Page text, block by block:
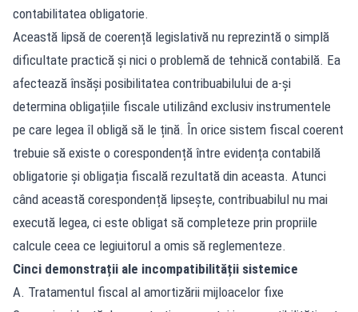
contabilitatea obligatorie.
Această lipsă de coerență legislativă nu reprezintă o simplă
dificultate practică și nici o problemă de tehnică contabilă. Ea
afectează însăși posibilitatea contribuabilului de a-și
determina obligațiile fiscale utilizând exclusiv instrumentele
pe care legea îl obligă să le țină. În orice sistem fiscal coerent
trebuie să existe o corespondență între evidența contabilă
obligatorie și obligația fiscală rezultată din aceasta. Atunci
când această corespondență lipsește, contribuabilul nu mai
execută legea, ci este obligat să completeze prin propriile
calcule ceea ce legiuitorul a omis să reglementeze.
Cinci demonstrații ale incompatibilității sistemice
A. Tratamentul fiscal al amortizării mijloacelor fixe